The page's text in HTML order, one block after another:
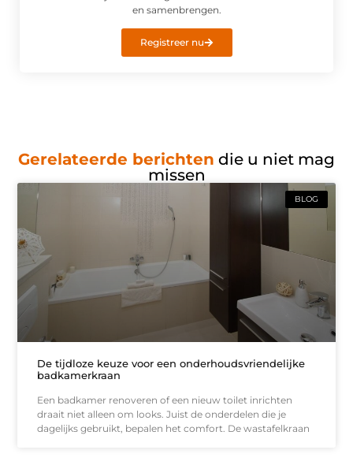
en samenbrengen.
Registreer nu
Gerelateerde berichten die u niet mag
missen
BLOG
De tijdloze keuze voor een onderhoudsvriendelijke
badkamerkraan
Een badkamer renoveren of een nieuw toilet inrichten
draait niet alleen om looks. Juist de onderdelen die je
dagelijks gebruikt, bepalen het comfort. De wastafelkraan